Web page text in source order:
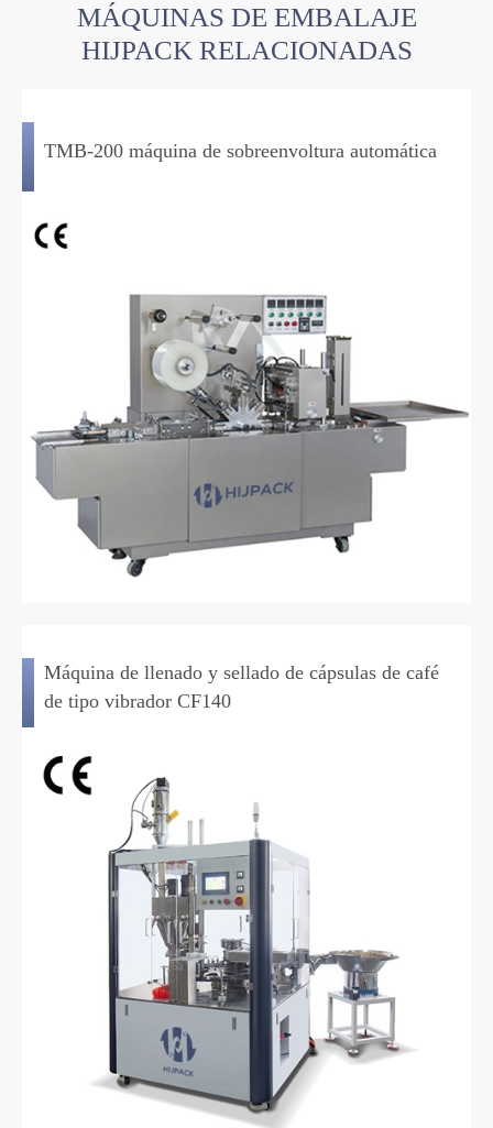
MÁQUINAS DE EMBALAJE
HIJPACK RELACIONADAS
TMB-200 máquina de sobreenvoltura automática
Máquina de llenado y sellado de cápsulas de café
de tipo vibrador CF140